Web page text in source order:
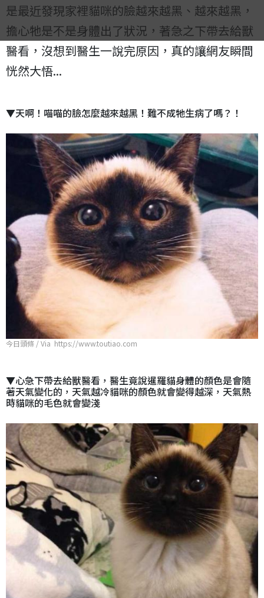
是最近發現家裡貓咪的臉越來越黑、越來越黑，
擔心牠是不是身體出了狀況，著急之下帶去給獸
醫看，沒想到醫生一說完原因，真的讓網友瞬間
恍然大悟...
▼天啊！喵喵的臉怎麼越來越黑！難不成牠生病了嗎？！
今日頭條 / Via https://www.toutiao.com
▼心急下帶去給獸醫看，醫生竟說暹羅貓身體的顏色是會隨
著天氣變化的，天氣越冷貓咪的顏色就會變得越深，天氣熱
時貓咪的毛色就會變淺